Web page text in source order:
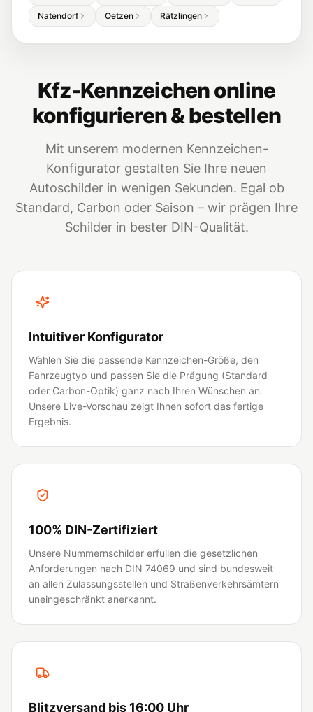
Natendorf Oetzen Rätzlingen
Kfz-Kennzeichen online
konfigurieren & bestellen
Mit unserem modernen Kennzeichen-
Konfigurator gestalten Sie Ihre neuen
Autoschilder in wenigen Sekunden. Egal ob
Standard, Carbon oder Saison – wir prägen Ihre
Schilder in bester DIN-Qualität.
Intuitiver Konfigurator
Wählen Sie die passende Kennzeichen-Größe, den
Fahrzeugtyp und passen Sie die Prägung (Standard
oder Carbon-Optik) ganz nach Ihren Wünschen an.
Unsere Live-Vorschau zeigt Ihnen sofort das fertige
Ergebnis.
100% DIN-Zertifiziert
Unsere Nummernschilder erfüllen die gesetzlichen
Anforderungen nach DIN 74069 und sind bundesweit
an allen Zulassungsstellen und Straßenverkehrsämtern
uneingeschränkt anerkannt.
Blitzversand bis 16:00 Uhr